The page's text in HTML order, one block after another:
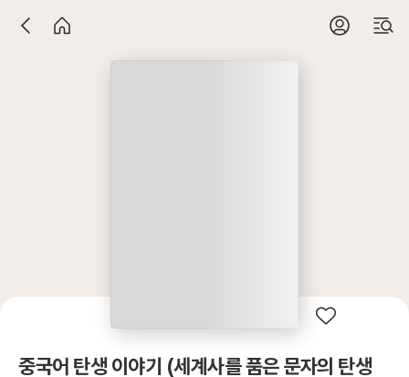
중국어 탄생 이야기 (세계사를 품은 문자의 탄생